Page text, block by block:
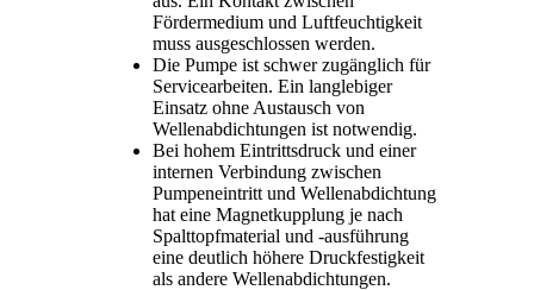
Fördermedium und Luftfeuchtigkeit
muss ausgeschlossen werden.
Die Pumpe ist schwer zugänglich für
Servicearbeiten. Ein langlebiger
Einsatz ohne Austausch von
Wellenabdichtungen ist notwendig.
Bei hohem Eintrittsdruck und einer
internen Verbindung zwischen
Pumpeneintritt und Wellenabdichtung
hat eine Magnetkupplung je nach
Spalttopfmaterial und -ausführung
eine deutlich höhere Druckfestigkeit
als andere Wellenabdichtungen.